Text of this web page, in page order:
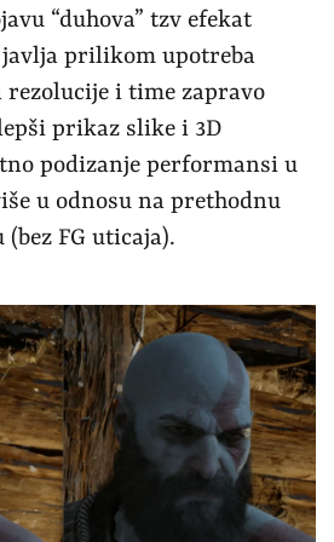
“duhova” tzv efekat
prilikom upotreba
i time zapravo
prikaz slike i 3D
podizanje performansi u
u odnosu na prethodnu
(bez FG uticaja).